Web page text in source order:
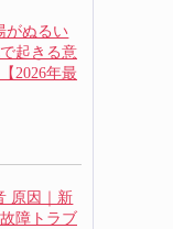
がぬるい
起きる意
2026年最
原因｜新
障トラブ